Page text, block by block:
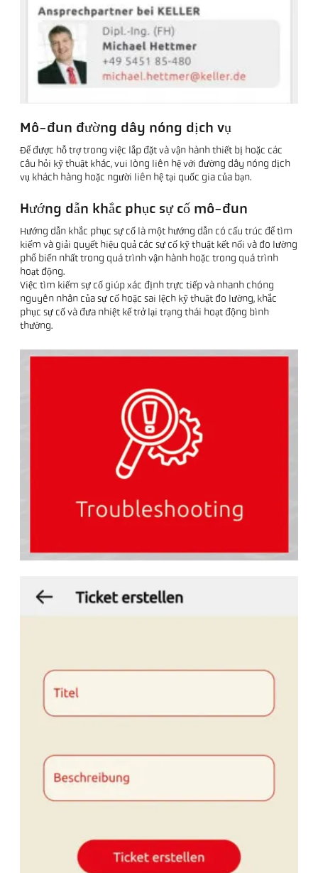
Mô-đun đường dây nóng dịch vụ
Để được hỗ trợ trong việc lắp đặt và vận hành thiết bị hoặc các
câu hỏi kỹ thuật khác, vui lòng liên hệ với đường dây nóng dịch
vụ khách hàng hoặc người liên hệ tại quốc gia của bạn.
Hướng dẫn khắc phục sự cố mô-đun
Hướng dẫn khắc phục sự cố là một hướng dẫn có cấu trúc để tìm
kiếm và giải quyết hiệu quả các sự cố kỹ thuật kết nối và đo lường
phổ biến nhất trong quá trình vận hành hoặc trong quá trình
hoạt động.
Việc tìm kiếm sự cố giúp xác định trực tiếp và nhanh chóng
nguyên nhân của sự cố hoặc sai lệch kỹ thuật đo lường, khắc
phục sự cố và đưa nhiệt kế trở lại trạng thái hoạt động bình
thường.